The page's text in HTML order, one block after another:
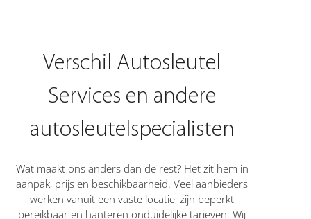
Verschil Autosleutel
Services en andere
autosleutelspecialisten
Wat maakt ons anders dan de rest? Het zit hem in
aanpak, prijs en beschikbaarheid. Veel aanbieders
werken vanuit een vaste locatie, zijn beperkt
bereikbaar en hanteren onduidelijke tarieven. Wij